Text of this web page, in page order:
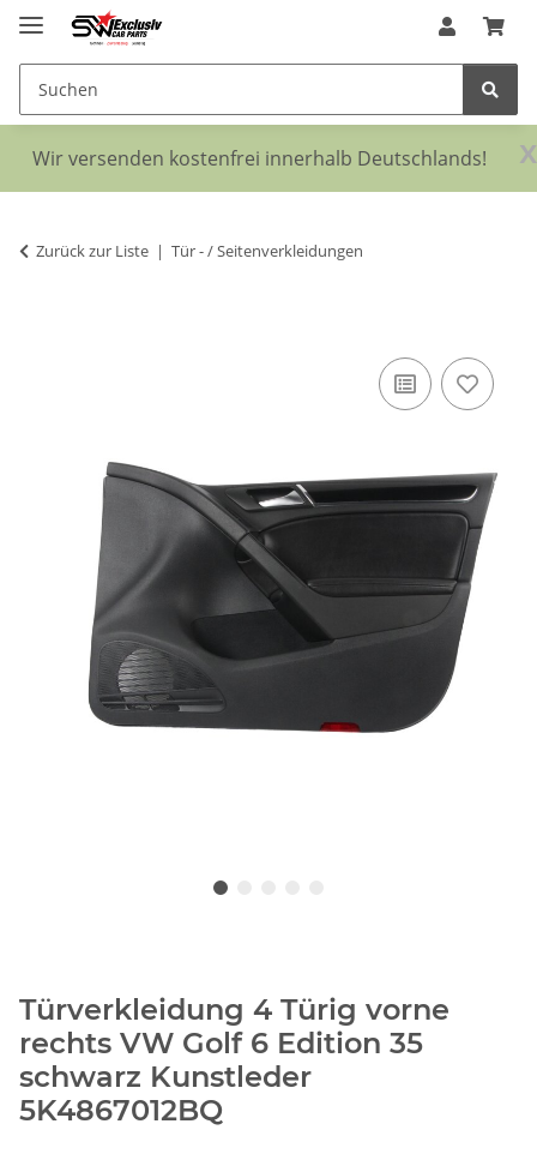
x
Wir versenden kostenfrei innerhalb Deutschlands!
Zurück zur Liste Tür - / Seitenverkleidungen
Türverkleidung 4 Türig vorne
rechts VW Golf 6 Edition 35
schwarz Kunstleder
5K4867012BQ